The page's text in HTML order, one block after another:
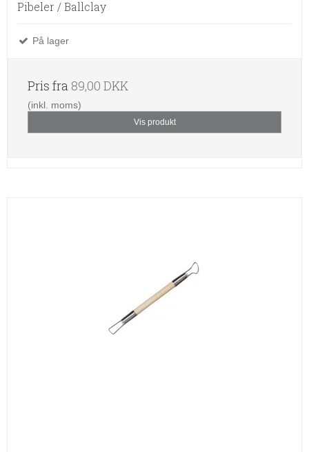
Pibeler / Ballclay
På lager
Pris fra 89,00 DKK
(inkl. moms)
Vis produkt